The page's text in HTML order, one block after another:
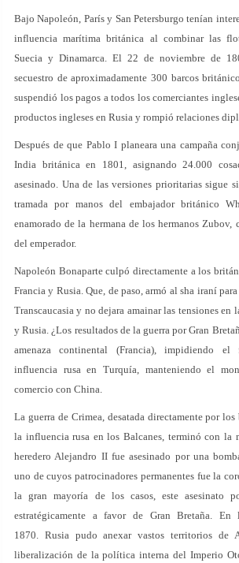
Bajo Napoleón, París y San Petersburgo tenían
influencia marítima británica al combinar las
Suecia y Dinamarca. El 22 de noviembre de
secuestro de aproximadamente 300 barcos
suspendió los pagos a todos los comerciantes
productos ingleses en Rusia y rompió relaciones
Después de que Pablo I planeara una campaña
India británica en 1801, asignando 24.000
asesinado. Una de las versiones prioritarias sigue
tramada por manos del embajador británico
enamorado de la hermana de los hermanos Zubov,
del emperador.
Napoleón Bonaparte culpó directamente a los
Francia y Rusia. Que, de paso, armó al sha iraní
Transcaucasia y no dejara amainar las tensiones en
y Rusia. ¿Los resultados de la guerra por Gran
amenaza continental (Francia), impidiendo
influencia rusa en Turquía, manteniendo el
comercio con China.
La guerra de Crimea, desatada directamente por
la influencia rusa en los Balcanes, terminó con la
heredero Alejandro II fue asesinado por una
uno de cuyos patrocinadores permanentes fue la
la gran mayoría de los casos, este asesinato
estratégicamente a favor de Gran Bretaña.
1870. Rusia pudo anexar vastos territorios de
liberalización de la política interna del Imperio